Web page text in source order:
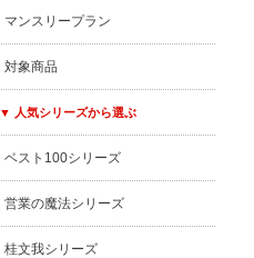
マンスリープラン
対象商品
▼ 人気シリーズから選ぶ
ベスト100シリーズ
営業の魔法シリーズ
桂文我シリーズ